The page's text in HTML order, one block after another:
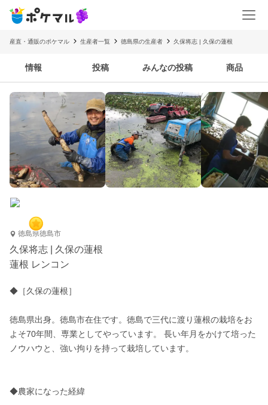
産直・通販のポケマル 生産者一覧 徳島県の生産者 久保将志 | 久保の蓮根
情報 投稿 みんなの投稿 商品
徳島県徳島市
久保将志 | 久保の蓮根
蓮根 レンコン
◆［久保の蓮根］
徳島県出身。徳島市在住です。徳島で三代に渡り蓮根の栽培をお
よそ70年間、専業としてやっています。 長い年月をかけて培った
ノウハウと、強い拘りを持って栽培しています。
◆農家になった経緯